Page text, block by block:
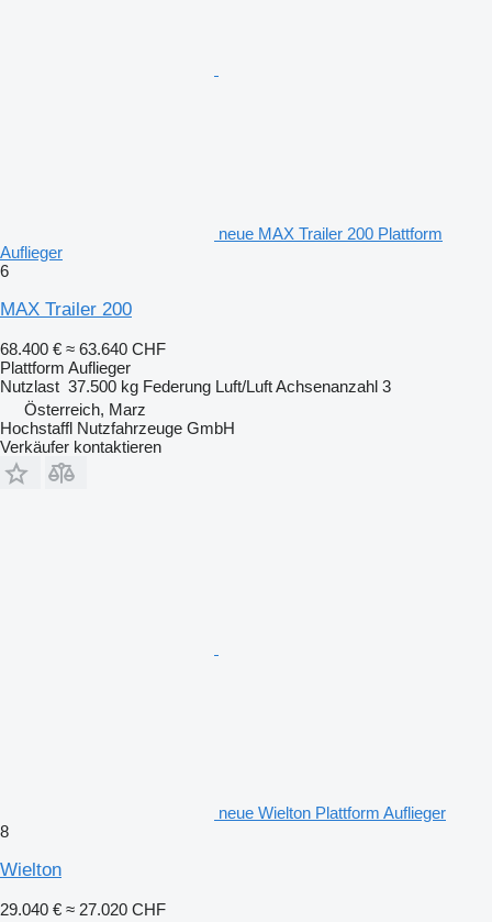
neue MAX Trailer 200 Plattform
Auflieger
6
MAX Trailer 200
68.400 € ≈ 63.640 CHF
Plattform Auflieger
Nutzlast 37.500 kg Federung Luft/LuftAchsenanzahl 3
Österreich, Marz
Hochstaffl Nutzfahrzeuge GmbH
Verkäufer kontaktieren
neue Wielton Plattform Auflieger
8
Wielton
29.040 € ≈ 27.020 CHF